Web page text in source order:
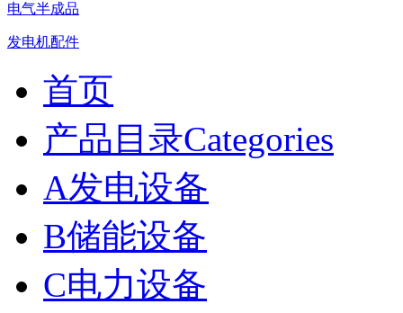
电气半成品
发电机配件
首页
产品目录Categories
A发电设备
B储能设备
C电力设备